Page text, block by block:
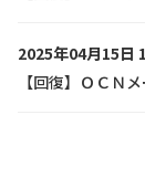
2025年04月15日
【回復】ＯＣＮ